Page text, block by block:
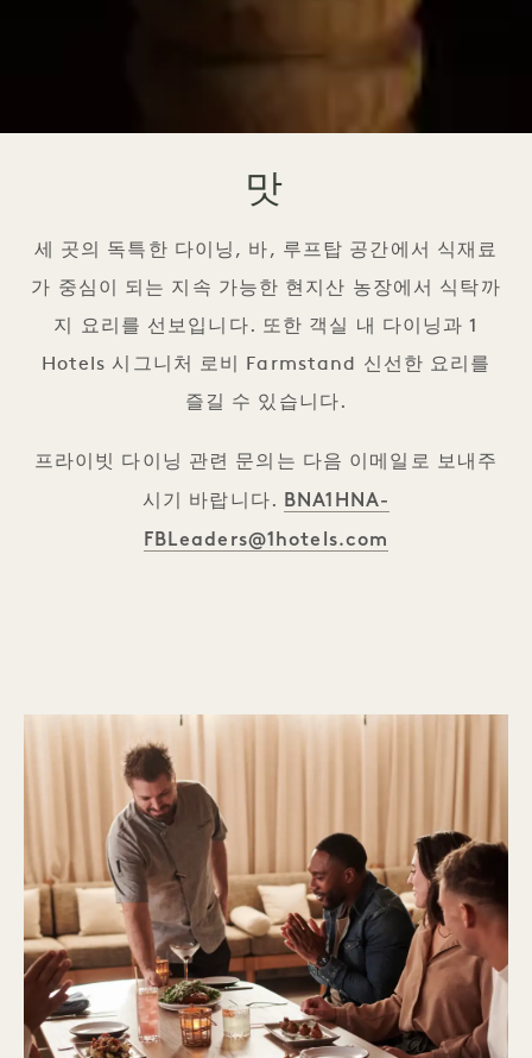
맛
세 곳의 독특한 다이닝, 바, 루프탑 공간에서 식재료
가 중심이 되는 지속 가능한 현지산 농장에서 식탁까
지 요리를 선보입니다. 또한 객실 내 다이닝과 1
Hotels 시그니처 로비 Farmstand 신선한 요리를
즐길 수 있습니다.
프라이빗 다이닝 관련 문의는 다음 이메일로 보내주
시기 바랍니다. BNA1HNA-
FBLeaders@1hotels.com